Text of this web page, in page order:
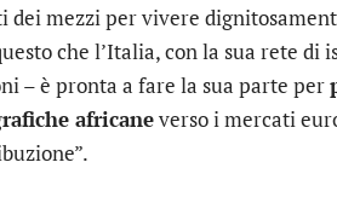
dei mezzi per vivere
che l’Italia, con la sua rete
– è pronta a fare la sua parte per
africaneverso i mercati